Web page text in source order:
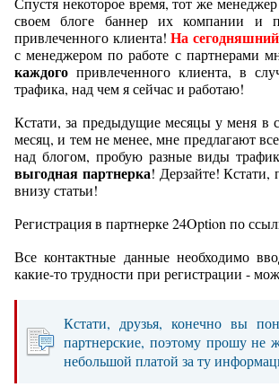
своем блоге баннер их компании и
привлеченного клиента!На
с менеджером по работе с партнерами
каждого привлеченного клиента, в
трафика, над чем я сейчас и работаю!
Кстати, за предыдущие месяцы у меня в
месяц, и тем не менее, мне предлагают
над блогом, пробую разные виды
выгодная партнерка! Дерзайте!
внизу статьи!
Регистрация в партнерке 24Option по
Все контактные данные необходимо
какие-то трудности при регистрации -
Кстати, друзья, конечно вы
партнерские, поэтому прошу не
небольшой платой за ту